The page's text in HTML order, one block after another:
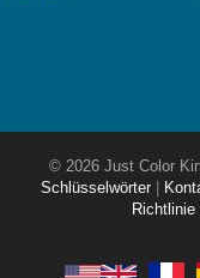
© 2026 Just Color
Schlüsselwörter
Richtlinie